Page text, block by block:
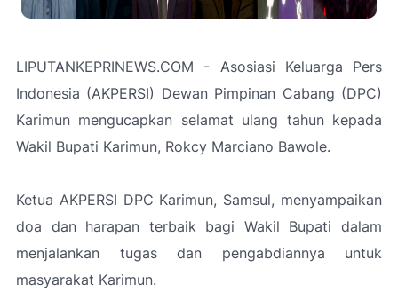
LIPUTANKEPRINEWS.COM - Asosiasi Keluarga Pers
Indonesia (AKPERSI) Dewan Pimpinan Cabang (DPC)
Karimun mengucapkan selamat ulang tahun kepada
Wakil Bupati Karimun, Rokcy Marciano Bawole.
Ketua AKPERSI DPC Karimun, Samsul, menyampaikan
doa dan harapan terbaik bagi Wakil Bupati dalam
menjalankan tugas dan pengabdiannya untuk
masyarakat Karimun.